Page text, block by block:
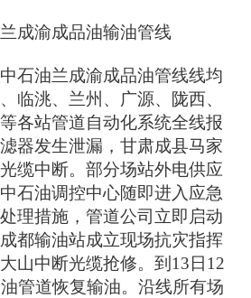
渝成品油输油管线
油兰成渝成品油管线线均
临洮、兰州、广源、陇西、
各站管道自动化系统全线报
器发生泄漏，甘肃成县马家
缆中断。部分场站外电供应
石油调控中心随即进入应急
理措施，管道公司立即启动
都输油站成立现场抗灾指挥
山中断光缆抢修。到13日12
管道恢复输油。沿线所有场